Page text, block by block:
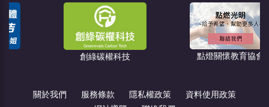
創綠碳權科技 點燈關懷教育協會
關於我們 服務條款 隱私權政策
資料使用政策